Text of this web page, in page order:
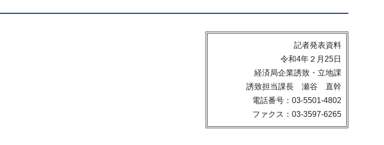
記者発表資料
令和4年２月25日
経済局企業誘致・立地課
誘致担当課長 瀬谷 直幹
電話番号：03-5501-4802
ファクス：03-3597-6265